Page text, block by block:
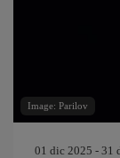
Image: Parilov
01 dic 2025 - 31